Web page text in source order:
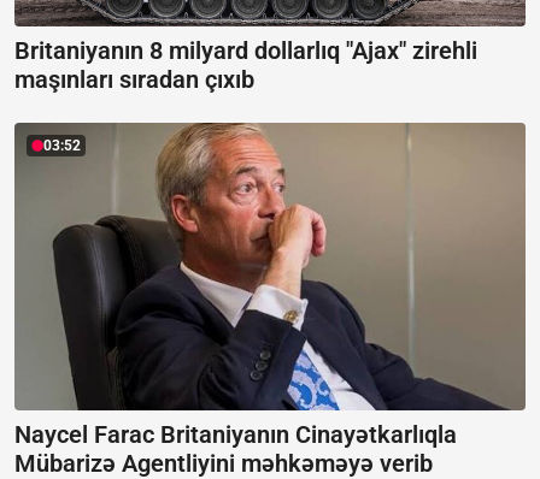
Britaniyanın 8 milyard dollarlıq "Ajax" zirehli
maşınları sıradan çıxıb
03:52
Naycel Farac Britaniyanın Cinayətkarlıqla
Mübarizə Agentliyini məhkəməyə verib